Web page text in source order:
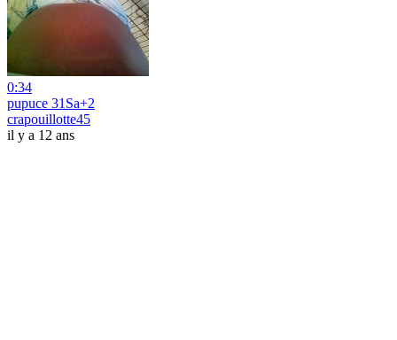
0:34
pupuce 31Sa+2
crapouillotte45
il y a 12 ans